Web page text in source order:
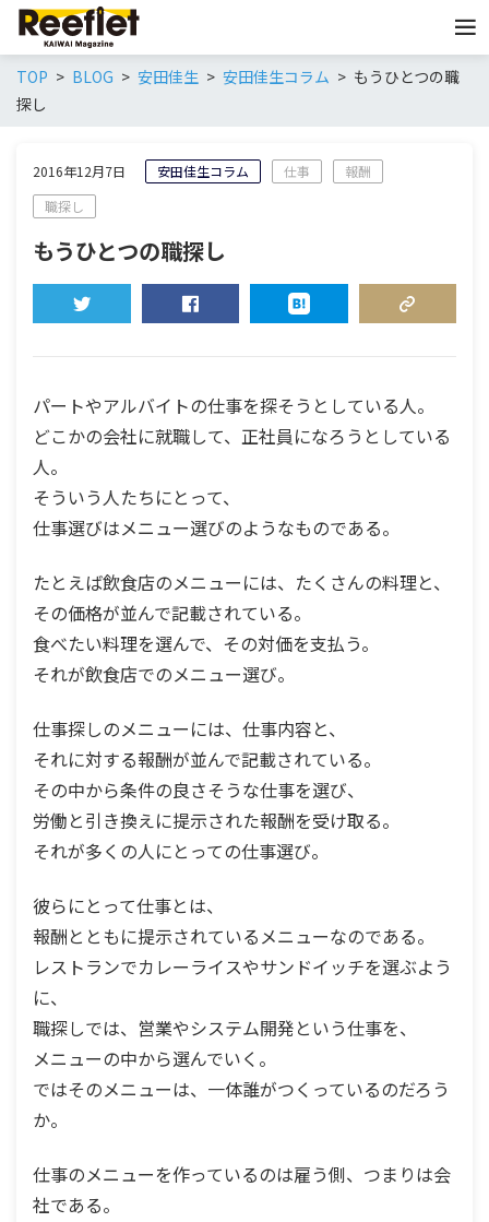
TOP BLOG 安田佳生 安田佳生コラム
もうひとつの職
探し
2016年12月7日 安田佳生コラム 仕事
報酬
職探し
もうひとつの職探し
パートやアルバイトの仕事を探そうとしている人。
どこかの会社に就職して、正社員になろうとしている
人。
そういう人たちにとって、
仕事選びはメニュー選びのようなものである。
たとえば飲食店のメニューには、たくさんの料理と、
その価格が並んで記載されている。
食べたい料理を選んで、その対価を支払う。
それが飲食店でのメニュー選び。
仕事探しのメニューには、仕事内容と、
それに対する報酬が並んで記載されている。
その中から条件の良さそうな仕事を選び、
労働と引き換えに提示された報酬を受け取る。
それが多くの人にとっての仕事選び。
彼らにとって仕事とは、
報酬とともに提示されているメニューなのである。
レストランでカレーライスやサンドイッチを選ぶよう
に、
職探しでは、営業やシステム開発という仕事を、
メニューの中から選んでいく。
ではそのメニューは、一体誰がつくっているのだろう
か。
仕事のメニューを作っているのは雇う側、つまりは会
社である。